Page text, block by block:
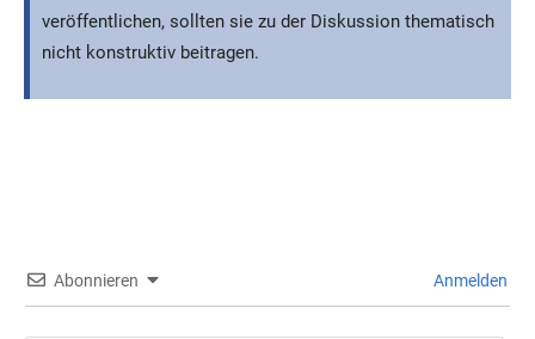
veröffentlichen, sollten sie zu der Diskussion thematisch
nicht konstruktiv beitragen.
Abonnieren Anmelden